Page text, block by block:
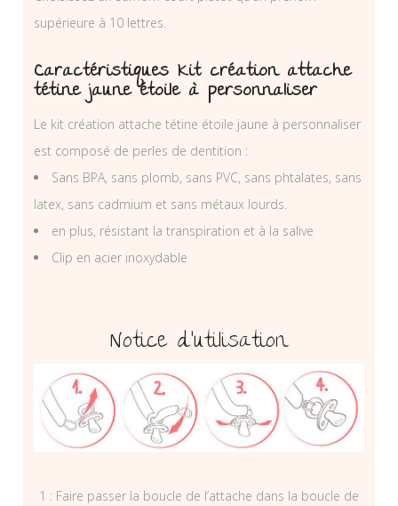
supérieure à 10 lettres.
Caractéristiques Kit création attache
tétine jaune étoile à personnaliser
Le kit création attache tétine étoile jaune à personnaliser
est composé de perles de dentition :
Sans BPA, sans plomb, sans PVC, sans phtalates, sans
latex, sans cadmium et sans métaux lourds.
en plus, résistant la transpiration et à la salive
Clip en acier inoxydable
Notice d’utilisation
1 : Faire passer la boucle de l’attache dans la boucle de